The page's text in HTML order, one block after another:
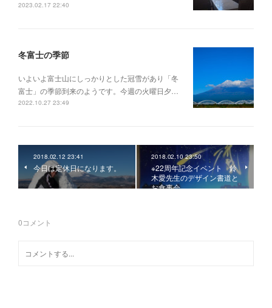
2023.02.17 22:40
冬富士の季節
いよいよ富士山にしっかりとした冠雪があり「冬
富士」の季節到来のようです。今週の火曜日夕…
2022.10.27 23:49
2018.02.12 23:41
今日は定休日になります。
2018.02.10 23:50
※22周年記念イベント 鈴
木愛先生のデザイン書道と
お食事会
0コメント